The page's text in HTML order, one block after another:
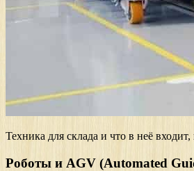
Техника для склада и что в неё входит,
Роботы и AGV (Automated